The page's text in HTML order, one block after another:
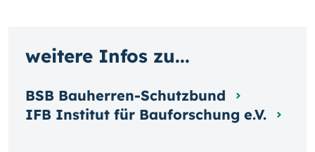
weitere Infos zu...
BSB Bauherren-Schutzbund
IFB Institut für Bauforschung e.V.